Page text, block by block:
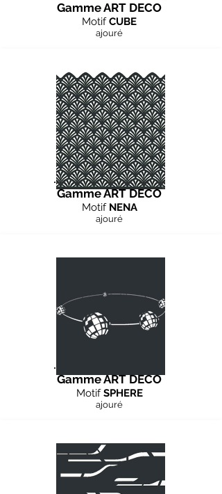
Gamme ART DECO
MotifCUBE
ajouré
Gamme ART DECO
Motif NENA
ajouré
Gamme ART DECO
MotifSPHERE
ajouré